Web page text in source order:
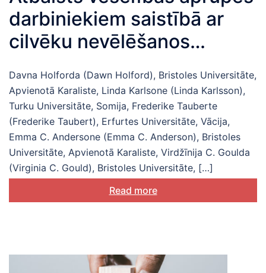
darbiniekiem saistībā ar
cilvēku nevēlēšanos
Davna Holforda (Dawn Holford), Bristoles Universitāte,
Apvienotā Karaliste, Linda Karlsone (Linda Karlsson),
Turku Universitāte, Somija, Frederike Tauberte
(Frederike Taubert), Erfurtes Universitāte, Vācija,
Emma C. Andersone (Emma C. Anderson), Bristoles
Universitāte, Apvienotā Karaliste, Virdžīnija C. Goulda
(Virginia C. Gould), Bristoles Universitāte, […]
Read more